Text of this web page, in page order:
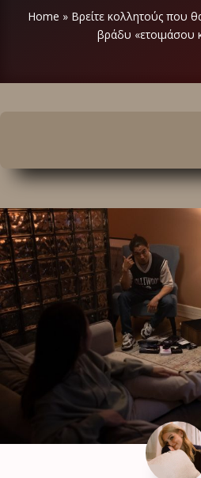
Home » Βρείτε κολλητούς που
βράδυ «ετοιμάσου